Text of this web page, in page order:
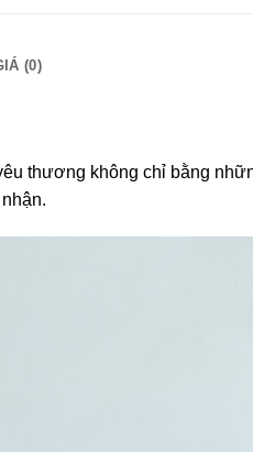
(0)
thương không chỉ bằng